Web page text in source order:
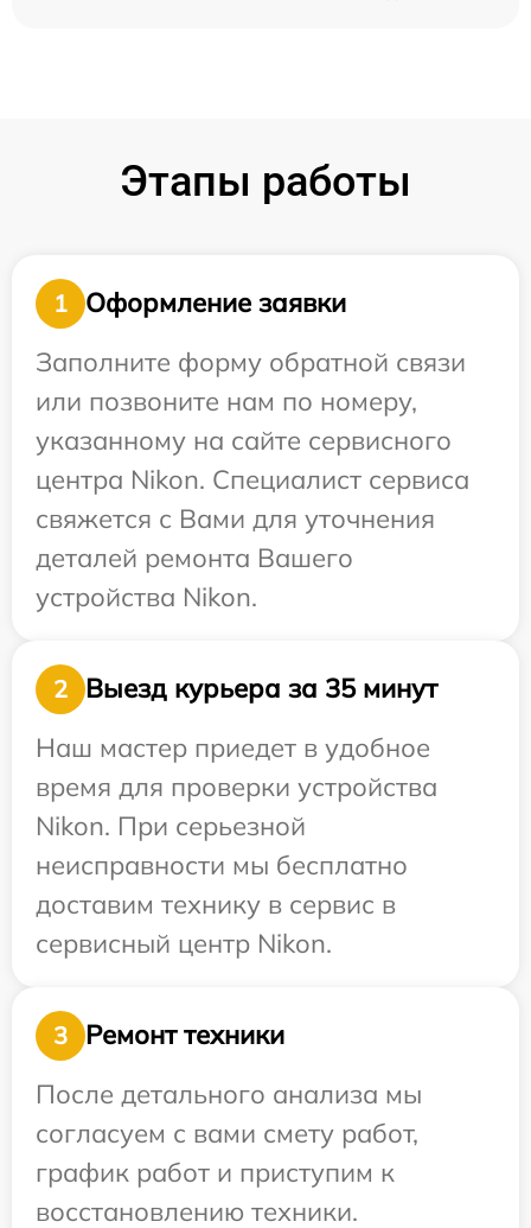
Этапы работы
1
Оформление заявки
Заполните форму обратной связи
или позвоните нам по номеру,
указанному на сайте сервисного
центра Nikon. Специалист сервиса
свяжется с Вами для уточнения
деталей ремонта Вашего
устройства Nikon.
2
Выезд курьера за 35 минут
Наш мастер приедет в удобное
время для проверки устройства
Nikon. При серьезной
неисправности мы бесплатно
доставим технику в сервис в
сервисный центр Nikon.
3
Ремонт техники
После детального анализа мы
согласуем с вами смету работ,
график работ и приступим к
восстановлению техники.